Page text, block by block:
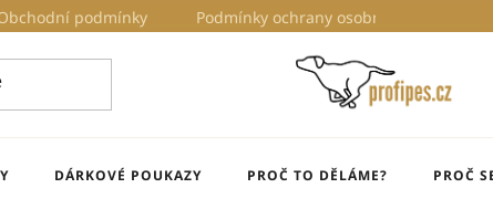
podmínky Podmínky ochrany osobních údajů
DÁRKOVÉ POUKAZY PROČ TO DĚLÁME? PROČ